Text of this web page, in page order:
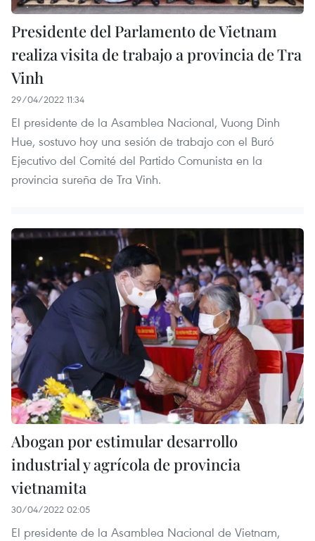
Presidente del Parlamento de Vietnam
realiza visita de trabajo a provincia de Tra
Vinh
29/04/2022 11:34
El presidente de la Asamblea Nacional, Vuong Dinh
Hue, sostuvo hoy una sesión de trabajo con el Buró
Ejecutivo del Comité del Partido Comunista en la
provincia sureña de Tra Vinh.
Abogan por estimular desarrollo
industrial y agrícola de provincia
vietnamita
30/04/2022 02:05
El presidente de la Asamblea Nacional de Vietnam,